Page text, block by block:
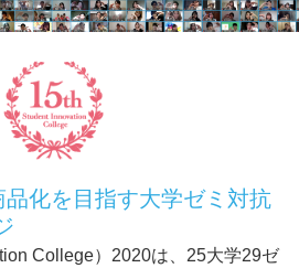
化を目指す大学ゼミ対抗
College）2020は、25大学29ゼ